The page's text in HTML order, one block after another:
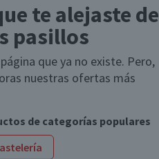
te alejaste de
pasillos
que ya no existe. Pero,
nuestras ofertas más
de categorías populares